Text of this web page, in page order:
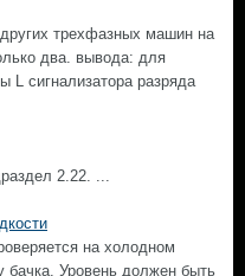
трехфазных машин на
два. вывода: для
L сигнализатора разряда
2.22. ...
на холодном
бачка. Уровень должен быть